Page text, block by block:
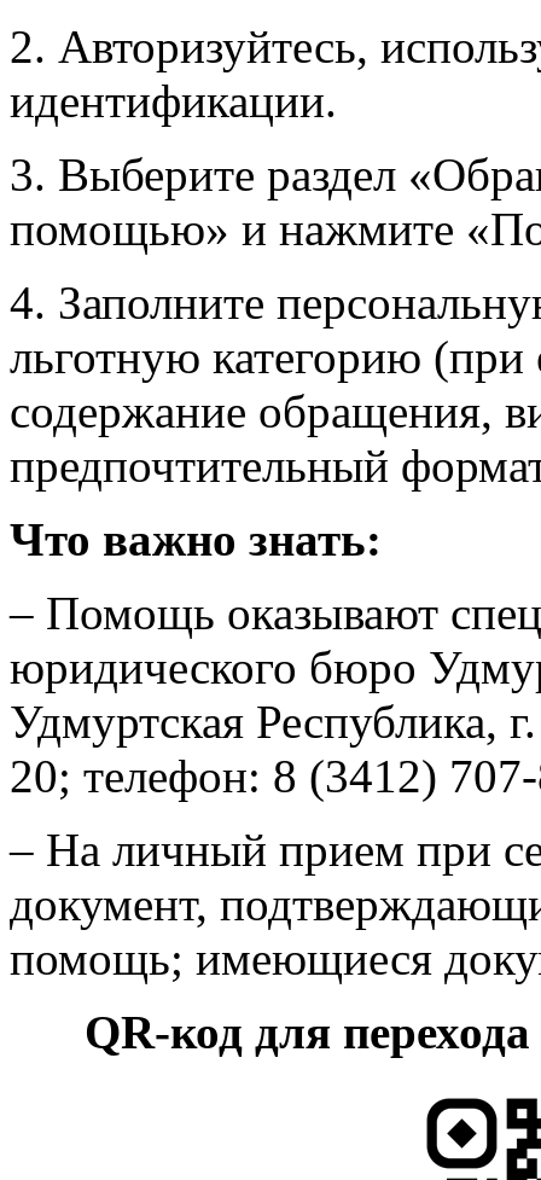
2. Авторизуйтесь,
идентификации.
3. Выберите раздел
помощью» и нажмите
4. Заполните
льготную категорию
содержание обращения,
предпочтительный
Что важно знать:
– Помощь оказывают
юридического бюро
Удмуртская Республика,
20; телефон: 8 (3412)
– На личный прием при
документ,
помощь; имеющиеся
QR-код для